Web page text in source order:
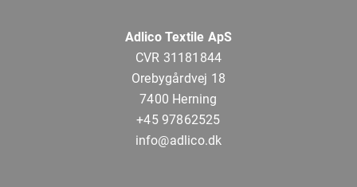
Adlico Textile ApS
CVR 31181844
Orebygårdvej 18
7400 Herning
+45 97862525
info@adlico.dk